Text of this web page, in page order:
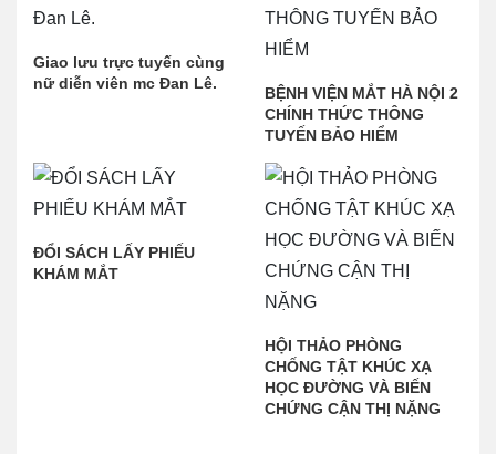
Giao lưu trực tuyến cùng
nữ diễn viên mc Đan Lê.
BỆNH VIỆN MẮT HÀ NỘI 2
CHÍNH THỨC THÔNG
TUYẾN BẢO HIỂM
ĐỔI SÁCH LẤY PHIẾU
KHÁM MẮT
HỘI THẢO PHÒNG
CHỐNG TẬT KHÚC XẠ
HỌC ĐƯỜNG VÀ BIẾN
CHỨNG CẬN THỊ NẶNG